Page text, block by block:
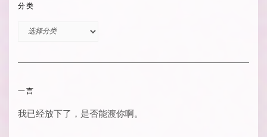
分类
一言
我已经放下了，是否能渡你啊。